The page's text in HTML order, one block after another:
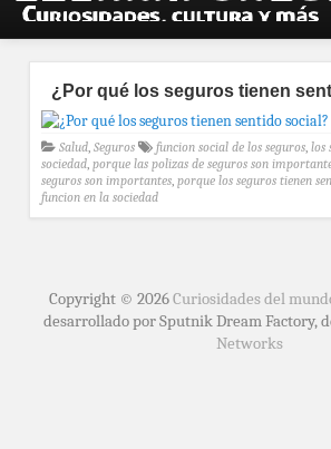
¿Por qué los seguros tienen
Salud, Seguros funcion social de los seguros, los
sociedad, porque las polizas de seguros son
seguros son importantes, porque los seguros tienen
funcion en la sociedad
Copyright © 2026Curiosidades del
desarrollado por Sputnik Dream Factory,
Networks